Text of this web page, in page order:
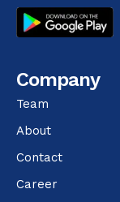
Company
Team
About
Contact
Career